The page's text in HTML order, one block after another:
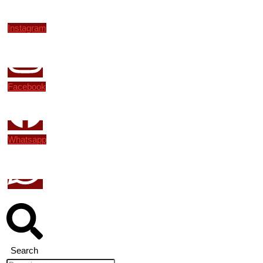
Instagram
Facebook
Whatsapp
Search